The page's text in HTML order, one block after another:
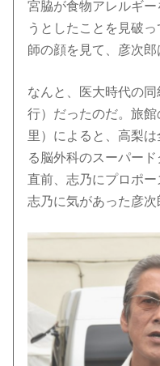
宮脇が食物アレルギ
うとしたことを見破
師の顔を見て、彦次
なんと、医大時代の
行）だったのだ。旅
里）によると、高梨
る脳外科のスーパー
直前、志乃にプロポ
志乃に気があった彦次